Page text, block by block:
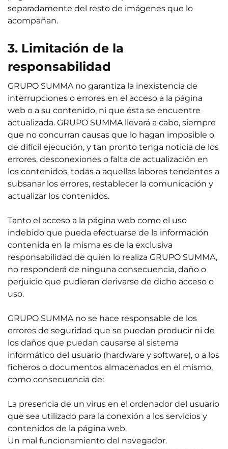
separadamente del resto de imágenes que lo
acompañan.
3. Limitación de la
responsabilidad
GRUPO SUMMA no garantiza la inexistencia de
interrupciones o errores en el acceso a la página
web o a su contenido, ni que ésta se encuentre
actualizada. GRUPO SUMMA llevará a cabo, siempre
que no concurran causas que lo hagan imposible o
de difícil ejecución, y tan pronto tenga noticia de los
errores, desconexiones o falta de actualización en
los contenidos, todas a aquellas labores tendentes a
subsanar los errores, restablecer la comunicación y
actualizar los contenidos.
Tanto el acceso a la página web como el uso
indebido que pueda efectuarse de la información
contenida en la misma es de la exclusiva
responsabilidad de quien lo realiza GRUPO SUMMA,
no responderá de ninguna consecuencia, daño o
perjuicio que pudieran derivarse de dicho acceso o
uso.
GRUPO SUMMA no se hace responsable de los
errores de seguridad que se puedan producir ni de
los daños que puedan causarse al sistema
informático del usuario (hardware y software), o a los
ficheros o documentos almacenados en el mismo,
como consecuencia de:
La presencia de un virus en el ordenador del usuario
que sea utilizado para la conexión a los servicios y
contenidos de la página web.
Un mal funcionamiento del navegador.